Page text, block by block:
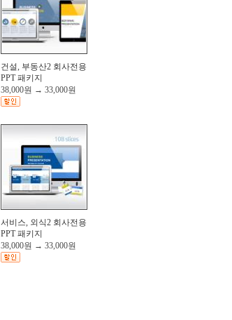
건설, 부동산2 회사전용
PPT 패키지
38,000원 → 33,000원
서비스, 외식2 회사전용
PPT 패키지
38,000원 → 33,000원